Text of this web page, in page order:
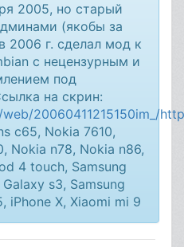
2005, но старый
(якобы за
2006 г. cделал мод к
с нецензурным и
под
на скрин:
20060411215150im_/
c65, Nokia 7610,
Nokia n78, Nokia n86,
4 touch, Samsung
s3, Samsung
iPhone X, Xiaomi mi 9